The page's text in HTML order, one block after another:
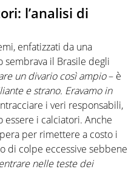
l’analisi di
enfatizzati da una
sembrava il Brasile degli
un divario così ampio– è
e strano. Eravamo in
i veri responsabili,
i calciatori. Anche
per rimettere a costo i
di colpe eccessive sebbene
nelle teste dei